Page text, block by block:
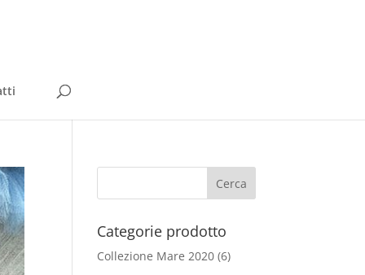
Categorie prodotto
Collezione Mare 2020 (6)